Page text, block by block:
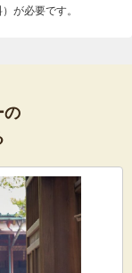
が必要です。
の